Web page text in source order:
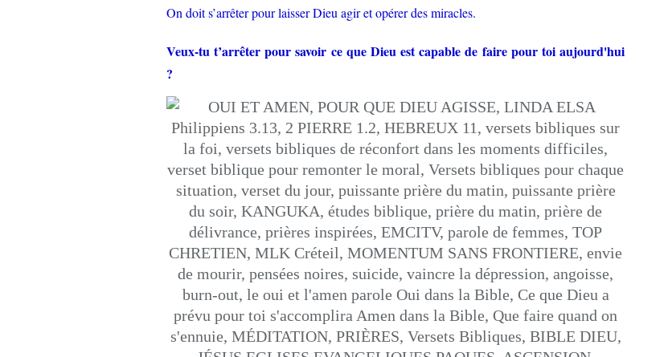
On doit s’arrêter pour laisser Dieu agir et opérer des miracles.
Veux-tu t’arrêter pour savoir ce que Dieu est capable de faire pour toi aujourd'hui
?